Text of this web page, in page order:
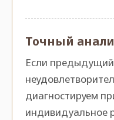
Точный
Если предыдущий
диагностируем
индивидуальное